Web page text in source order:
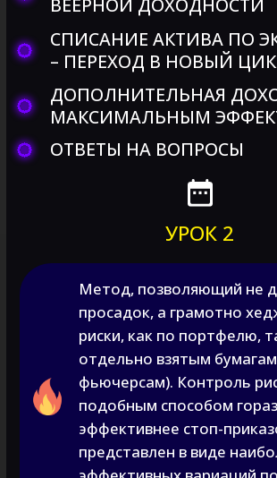
МЕТОДЫ УДЕШЕВЛЕНИЯ ХЕДЖ-
МОДЕЛИ
ХЕДЖИРОВАНИЕ ОТДЕЛЬНЫХ АКЦИЙ/
ВЫВОДЫ
ОТВЕТЫ НА ВОПРОСЫ